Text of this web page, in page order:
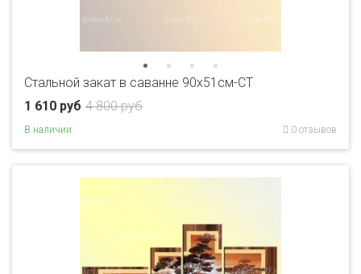
Стальной закат в саванне 90x51см-CT
4 800 руб
1 610 руб
В наличии 0 отзывов